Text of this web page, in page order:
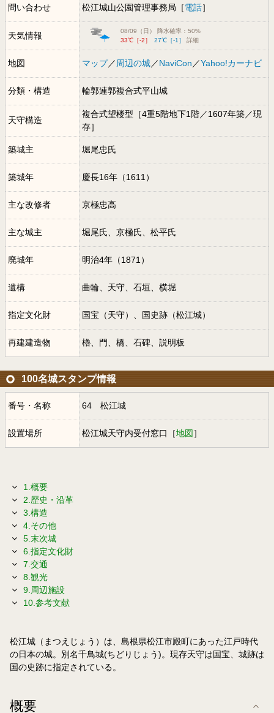
問い合わせ 松江城山公園管理事務局［電話］
天気情報
08/09（日） 降水確率：50%
33℃［-2］
27℃［-1］ 詳細
地図 マップ／ 周辺の城／NaviCon ／Yahoo!カーナビ
分類・構造 輪郭連郭複合式平山城
天守構造
複合式望楼型［4重5階地下1階／1607年築／現
存］
築城主 堀尾忠氏
築城年 慶長16年（1611）
主な改修者 京極忠高
主な城主 堀尾氏、京極氏、松平氏
廃城年 明治4年（1871）
遺構 曲輪、天守、石垣、横堀
指定文化財 国宝（天守）、国史跡（松江城）
再建建造物 櫓、門、橋、石碑、説明板
100名城スタンプ情報
番号・名称 64 松江城
設置場所 松江城天守内受付窓口［地図 ］
1.概要
2.歴史・沿革
3.構造
4.その他
5.末次城
6.指定文化財
7.交通
8.観光
9.周辺施設
10.参考文献
松江城（まつえじょう）は、島根県松江市殿町にあった江戸時代
の日本の城。別名千鳥城(ちどりじょう)。現存天守は国宝、城跡は
国の史跡に指定されている。
概要